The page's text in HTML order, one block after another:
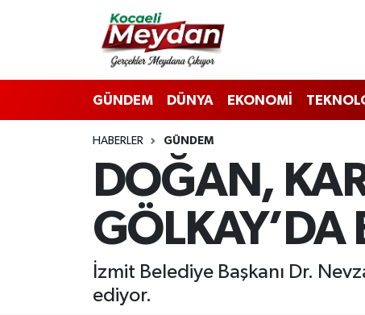
GÜNDEM DÜNYA EKONOMİ
HABERLER GÜNDEM
DOĞAN,
GÖLKAY’DA
İzmit Belediye Başkanı Dr.
ediyor.
Nöbetçi Eczaneler
Hava Durumu
Trafik Durumu
Süper Lig Puan Durumu ve Fikstür
Tüm Manşetler
Son Dakika Haberleri
Haber Arşivi